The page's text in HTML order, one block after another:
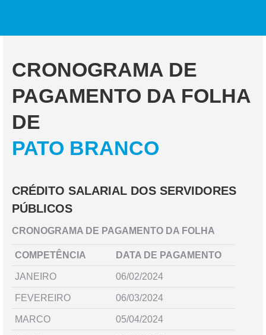
CRONOGRAMA DE
PAGAMENTO DA FOLHA
DE
PATO BRANCO
CRÉDITO SALARIAL DOS SERVIDORES
PÚBLICOS
CRONOGRAMA DE PAGAMENTO DA FOLHA
COMPETÊNCIA DATA DE PAGAMENTO
JANEIRO 06/02/2024
FEVEREIRO 06/03/2024
MARCO 05/04/2024